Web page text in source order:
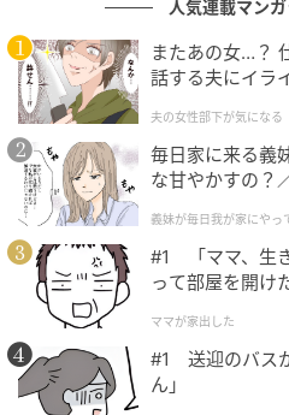
フィガロジャポン
人気連載マン
またあの女…？
話する夫にイラ
夫の女性部下が気になる
毎日家に来る義
な甘やかすの？
が】
義妹が毎日我が家にやっ
#1 「ママ、生
って部屋を開け
ママが家出した
#1 送迎のバス
ん」